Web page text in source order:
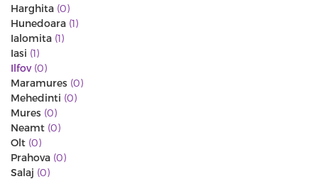
Harghita (0)
Hunedoara (1)
Ialomita (1)
Iasi (1)
Ilfov (0)
Maramures (0)
Mehedinti (0)
Mures (0)
Neamt (0)
Olt (0)
Prahova (0)
Salaj (0)